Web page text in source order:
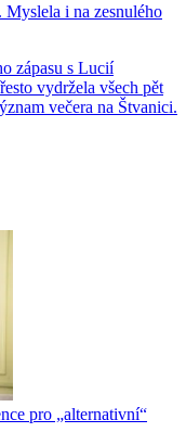
i na zesnulého
zápasu s Lucií
vydržela všech pět
večera na Štvanici.
pro „alternativní“